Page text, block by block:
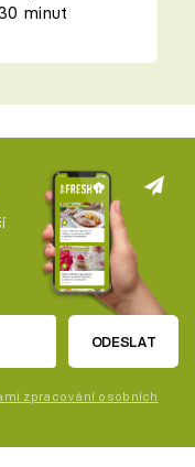
minut
ODESLAT
zpracování osobních